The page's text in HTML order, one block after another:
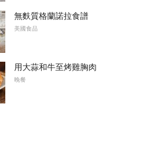
無麩質格蘭諾拉食譜
美國食品
用大蒜和牛至烤雞胸肉
晚餐